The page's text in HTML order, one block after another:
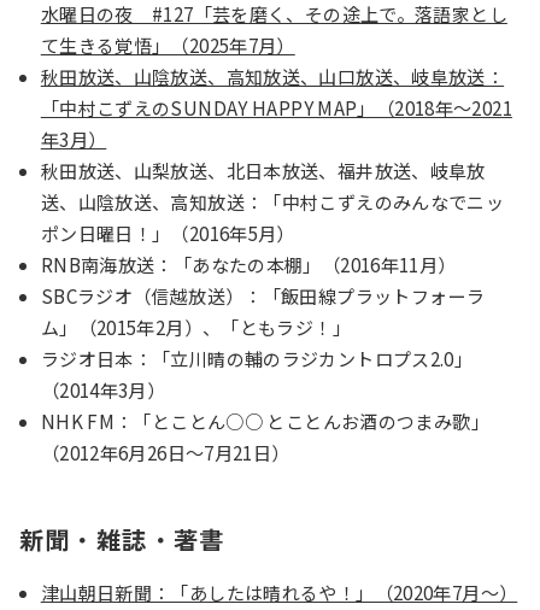
水曜日の夜 #127「芸を磨く、その途上で。落語家とし
て生きる覚悟」（2025年7月）
秋田放送、山陰放送、高知放送、山口放送、岐阜放送：
「中村こずえのSUNDAY HAPPY MAP」（2018年～2021
年3月）
秋田放送、山梨放送、北日本放送、福井放送、岐阜放
送、山陰放送、高知放送：「中村こずえのみんなでニッ
ポン日曜日！」（2016年5月）
RNB南海放送：「あなたの本棚」（2016年11月）
SBCラジオ（信越放送）：「飯田線プラットフォーラ
ム」（2015年2月）、「ともラジ！」
ラジオ日本：「立川晴の輔のラジカントロプス2.0」
（2014年3月）
NHK FM：「とことん○○ とことんお酒のつまみ歌」
（2012年6月26日～7月21日）
新聞・雑誌・著書
津山朝日新聞：「あしたは晴れるや！」（2020年7月〜）